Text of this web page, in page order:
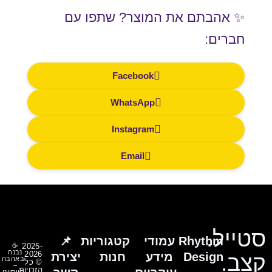
✨ אהבתם את המוצר? שתפו עם
חברים:
Facebook
WhatsApp
Instagram
Email
סטייל.
קצב.
Rhythm
Design
עמודי
מידע
קטגוריות
חנות
📌
יצירת
2025-
2026
© כל
הזכויות
☕
נבנה
באהבה
–